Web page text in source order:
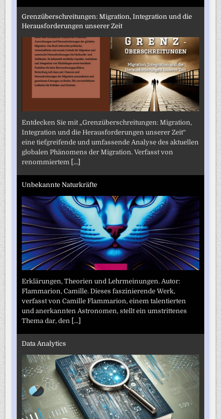
Grenzüberschreitungen: Migration, Integration und die
Herausforderungen unserer Zeit
Entdecken Sie mit „Grenzüberschreitungen: Migration,
Integration und die Herausforderungen unserer Zeit“
eine tiefgreifende und umfassende Analyse des aktuellen
globalen Phänomens der Migration. Verfasst von
renommiertem [...]
Unbekannte Naturkräfte
Erklärungen, Theorien und Lehrmeinungen. Autor:
Flammarion, Camille. Dieses faszinierende Werk,
verfasst von Camille Flammarion, einem talentierten
und anerkannten Astronomen, stellt ein umstrittenes
Thema dar, den [...]
Data Analytics